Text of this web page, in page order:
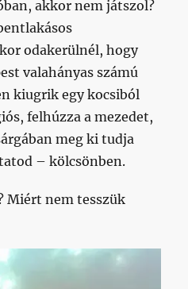
akkor nem játszol?
odakerülnél, hogy
valahányas számú
kiugrik egy kocsiból
felhúzza a mezedet,
meg ki tudja
– kölcsönben.
Miért nem tesszük